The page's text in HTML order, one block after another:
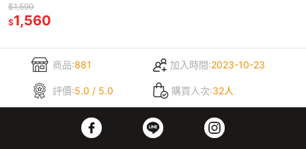
$1,590
$1,560
商品:881 加入時間:2023-10-23
評價:5.0 / 5.0 購買人次:32人